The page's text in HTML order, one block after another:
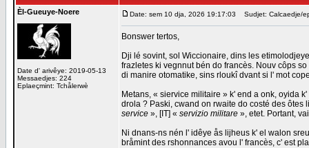
Èl-Gueuye-Noere
Date d' arivêye: 2019-05-13
Messaedjes: 224
Eplaeçmint: Tchålerwè
Date: sem 10 dja, 2026 19:17:03 Sudjet: Calcaedje/
Bonswer tertos,
Dji lé sovint, sol Wiccionaire, dins les
frazletes ki vegnnut bén do francès. Nouv côps
di manire otomatike, sins rloukî dvant si l' mot
Metans, « siervice militaire » k' end a onk, oyida
drola ? Paski, cwand on rwaite do costé des
service », [IT] « servizio militare », etet. Portant,
Ni dnans-ns nén l' idêye ås lijheus k' el walon
bråmint des rshonnances avou l' francès, c' est